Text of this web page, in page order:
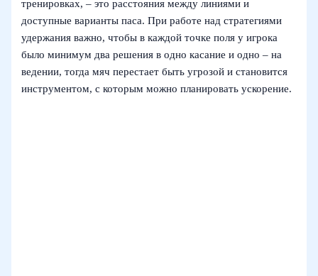
тренировках, – это расстояния между линиями и
доступные варианты паса. При работе над стратегиями
удержания важно, чтобы в каждой точке поля у игрока
было минимум два решения в одно касание и одно – на
ведении, тогда мяч перестает быть угрозой и становится
инструментом, с которым можно планировать ускорение.